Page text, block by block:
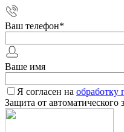
Ваш телефон*
Ваше имя
Я согласен на обработку
Защита от автоматического